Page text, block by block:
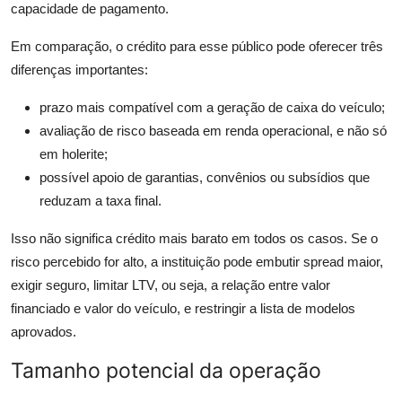
capacidade de pagamento.
Em comparação, o crédito para esse público pode oferecer três
diferenças importantes:
prazo mais compatível com a geração de caixa do veículo;
avaliação de risco baseada em renda operacional, e não só
em holerite;
possível apoio de garantias, convênios ou subsídios que
reduzam a taxa final.
Isso não significa crédito mais barato em todos os casos. Se o
risco percebido for alto, a instituição pode embutir spread maior,
exigir seguro, limitar LTV, ou seja, a relação entre valor
financiado e valor do veículo, e restringir a lista de modelos
aprovados.
Tamanho potencial da operação